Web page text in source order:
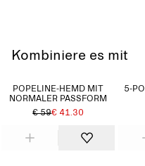
Kombiniere es mit
POPELINE-HEMD MIT
NORMALER PASSFORM
€ 59€ 41.30
5-